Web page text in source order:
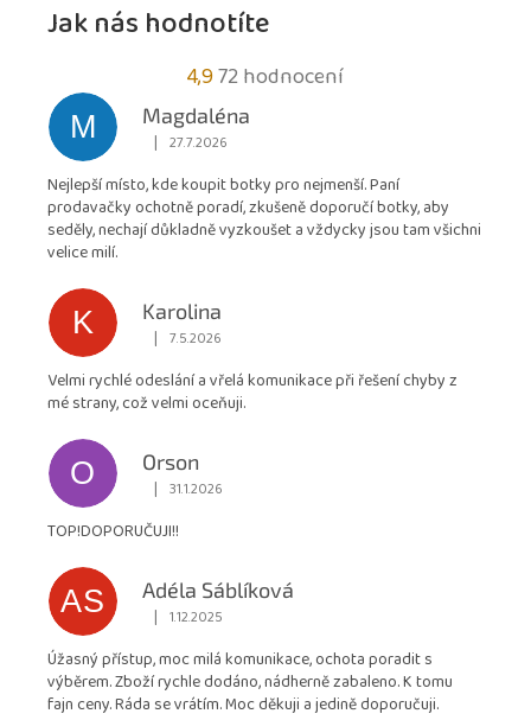
Jak nás hodnotíte
4,9Průměrné
hodnocení
obchodu
4,9
z
72 hodnocení
M
Magdaléna
Hodnocení obchodu je 5 z 5 hvězdiček.
| 27.7.2026
Nejlepší místo, kde koupit botky pro nejmenší. Paní
prodavačky ochotně poradí, zkušeně doporučí botky, aby
seděly, nechají důkladně vyzkoušet a vždycky jsou tam všichni
velice milí.
K
Karolina
Hodnocení obchodu je 5 z 5 hvězdiček.
| 7.5.2026
Velmi rychlé odeslání a vřelá komunikace při řešení chyby z
mé strany, což velmi oceňuji.
O
Orson
Hodnocení obchodu je 5 z 5 hvězdiček.
| 31.1.2026
TOP!DOPORUČUJI!!
AS
Adéla Sáblíková
Hodnocení obchodu je 5 z 5 hvězdiček.
| 1.12.2025
Úžasný přístup, moc milá komunikace, ochota poradit s
výběrem. Zboží rychle dodáno, nádherně zabaleno. K tomu
fajn ceny. Ráda se vrátím. Moc děkuji a jedině doporučuji.